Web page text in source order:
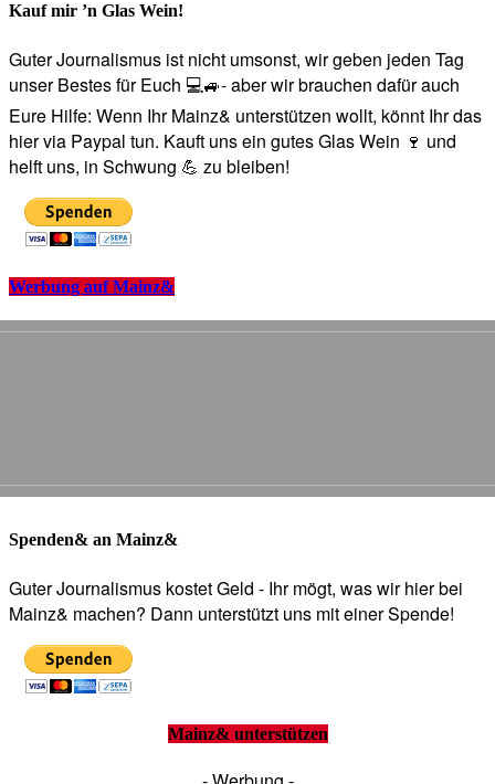
Kauf mir ’n Glas Wein!
Guter Journalismus ist nicht umsonst, wir geben jeden Tag
unser Bestes für Euch 💻🚙- aber wir brauchen dafür auch
Eure Hilfe: Wenn Ihr Mainz& unterstützen wollt, könnt Ihr das
hier via Paypal tun. Kauft uns ein gutes Glas Wein 🍷 und
helft uns, in Schwung 💪 zu bleiben!
Werbung auf Mainz&
Spenden& an Mainz&
Guter Journalismus kostet Geld - Ihr mögt, was wir hier bei
Mainz& machen? Dann unterstützt uns mit einer Spende!
Mainz& unterstützen